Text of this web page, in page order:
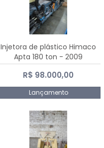
Injetora de plástico Himaco
Apta 180 ton - 2009
R$ 98.000,00
Lançamento